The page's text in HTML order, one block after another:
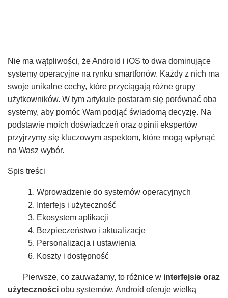
Nie ma wątpliwości, że Android i iOS to dwa dominujące
systemy operacyjne na rynku smartfonów. Każdy z nich ma
swoje unikalne cechy, które przyciągają różne grupy
użytkowników. W tym artykule postaram się porównać oba
systemy, aby pomóc Wam podjąć świadomą decyzję. Na
podstawie moich doświadczeń oraz opinii ekspertów
przyjrzymy się kluczowym aspektom, które mogą wpłynąć
na Wasz wybór.
Spis treści
1. Wprowadzenie do systemów operacyjnych
2. Interfejs i użyteczność
3. Ekosystem aplikacji
4. Bezpieczeństwo i aktualizacje
5. Personalizacja i ustawienia
6. Koszty i dostępność
Pierwsze, co zauważamy, to różnice w interfejsie oraz
użyteczności obu systemów. Android oferuje wielką